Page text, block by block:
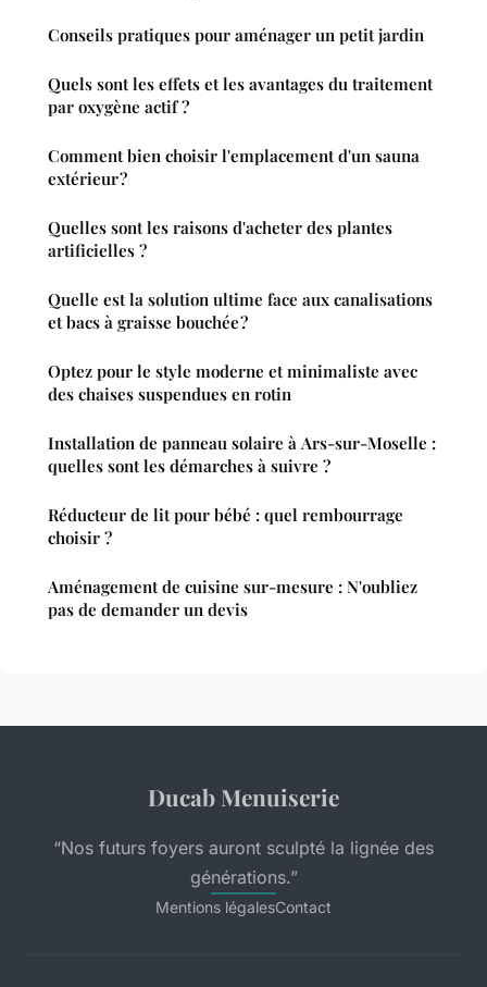
Conseils pratiques pour aménager un petit jardin
Quels sont les effets et les avantages du traitement
par oxygène actif ?
Comment bien choisir l'emplacement d'un sauna
extérieur ?
Quelles sont les raisons d'acheter des plantes
artificielles ?
Quelle est la solution ultime face aux canalisations
et bacs à graisse bouchée ?
Optez pour le style moderne et minimaliste avec
des chaises suspendues en rotin
Installation de panneau solaire à Ars-sur-Moselle :
quelles sont les démarches à suivre ?
Réducteur de lit pour bébé : quel rembourrage
choisir ?
Aménagement de cuisine sur-mesure : N'oubliez
pas de demander un devis
Ducab Menuiserie
“Nos futurs foyers auront sculpté la lignée des
générations.”
Mentions légalesContact